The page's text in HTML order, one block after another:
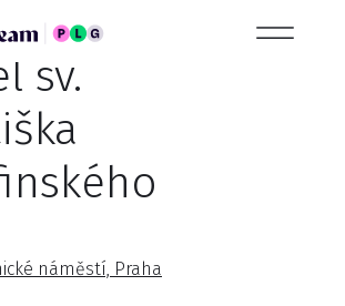
sv.
náměstí, Praha